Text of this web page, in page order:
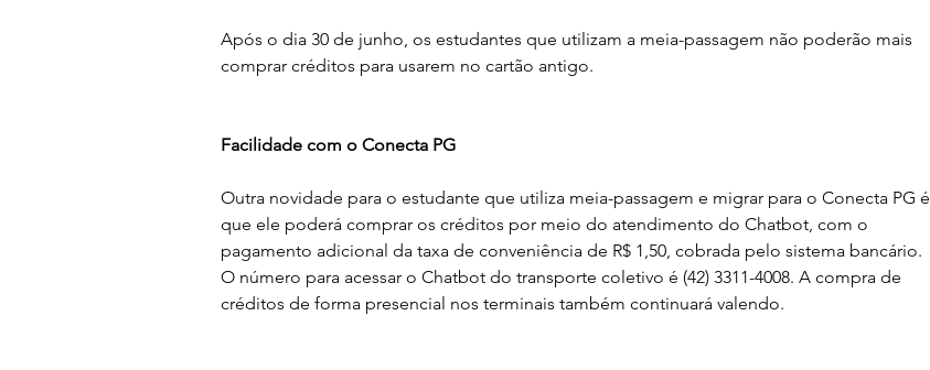
Após o dia 30 de junho, os estudantes que utilizam a meia-passagem não poderão mais
comprar créditos para usarem no cartão antigo.
Facilidade com o Conecta PG
Outra novidade para o estudante que utiliza meia-passagem e migrar para o Conecta PG é
que ele poderá comprar os créditos por meio do atendimento do Chatbot, com o
pagamento adicional da taxa de conveniência de R$ 1,50, cobrada pelo sistema bancário.
O número para acessar o Chatbot do transporte coletivo é (42) 3311-4008. A compra de
créditos de forma presencial nos terminais também continuará valendo.